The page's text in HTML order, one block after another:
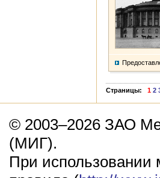
Страницы: 1 2
© 2003–2026 ЗАО
(МИГ).
При